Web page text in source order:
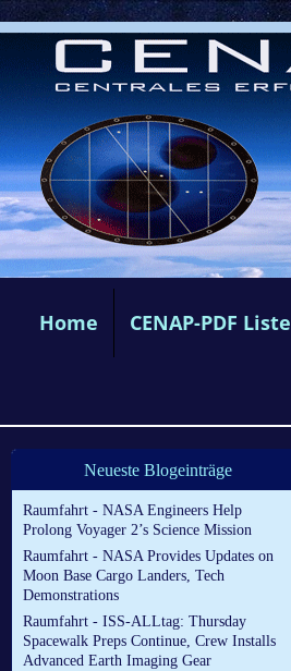
Home CENAP-PDF Liste
Neueste Blogeinträge
Raumfahrt - NASA Engineers Help
Prolong Voyager 2’s Science Mission
Raumfahrt - NASA Provides Updates on
Moon Base Cargo Landers, Tech
Demonstrations
Raumfahrt - ISS-ALLtag: Thursday
Spacewalk Preps Continue, Crew Installs
Advanced Earth Imaging Gear